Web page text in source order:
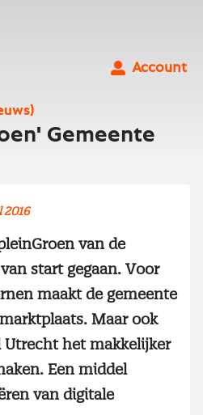
Account
Gemeente
2016
van de
start gegaan. Voor
maakt de gemeente
Maar ook
het makkelijker
Een middel
van digitale